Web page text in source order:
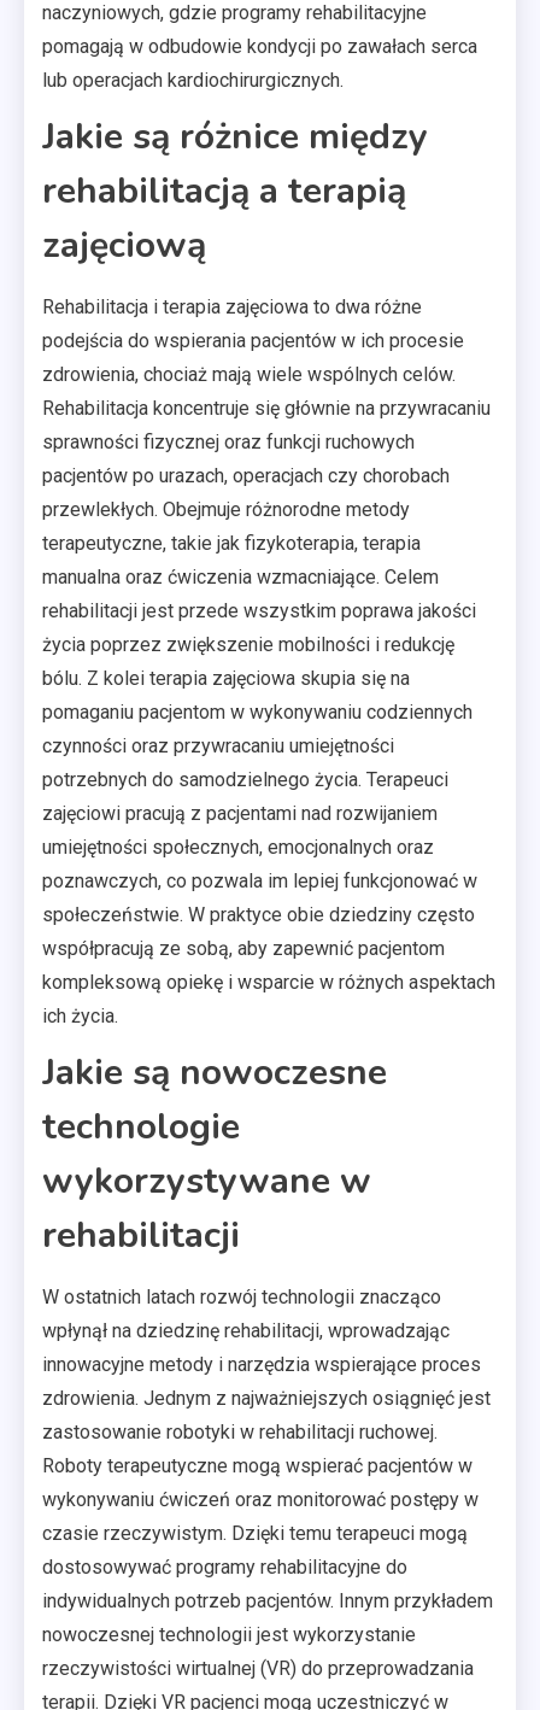
naczyniowych, gdzie programy rehabilitacyjne
pomagają w odbudowie kondycji po zawałach serca
lub operacjach kardiochirurgicznych.
Jakie są różnice między
rehabilitacją a terapią
zajęciową
Rehabilitacja i terapia zajęciowa to dwa różne
podejścia do wspierania pacjentów w ich procesie
zdrowienia, chociaż mają wiele wspólnych celów.
Rehabilitacja koncentruje się głównie na przywracaniu
sprawności fizycznej oraz funkcji ruchowych
pacjentów po urazach, operacjach czy chorobach
przewlekłych. Obejmuje różnorodne metody
terapeutyczne, takie jak fizykoterapia, terapia
manualna oraz ćwiczenia wzmacniające. Celem
rehabilitacji jest przede wszystkim poprawa jakości
życia poprzez zwiększenie mobilności i redukcję
bólu. Z kolei terapia zajęciowa skupia się na
pomaganiu pacjentom w wykonywaniu codziennych
czynności oraz przywracaniu umiejętności
potrzebnych do samodzielnego życia. Terapeuci
zajęciowi pracują z pacjentami nad rozwijaniem
umiejętności społecznych, emocjonalnych oraz
poznawczych, co pozwala im lepiej funkcjonować w
społeczeństwie. W praktyce obie dziedziny często
współpracują ze sobą, aby zapewnić pacjentom
kompleksową opiekę i wsparcie w różnych aspektach
ich życia.
Jakie są nowoczesne
technologie
wykorzystywane w
rehabilitacji
W ostatnich latach rozwój technologii znacząco
wpłynął na dziedzinę rehabilitacji, wprowadzając
innowacyjne metody i narzędzia wspierające proces
zdrowienia. Jednym z najważniejszych osiągnięć jest
zastosowanie robotyki w rehabilitacji ruchowej.
Roboty terapeutyczne mogą wspierać pacjentów w
wykonywaniu ćwiczeń oraz monitorować postępy w
czasie rzeczywistym. Dzięki temu terapeuci mogą
dostosowywać programy rehabilitacyjne do
indywidualnych potrzeb pacjentów. Innym przykładem
nowoczesnej technologii jest wykorzystanie
rzeczywistości wirtualnej (VR) do przeprowadzania
terapii. Dzięki VR pacjenci mogą uczestniczyć w